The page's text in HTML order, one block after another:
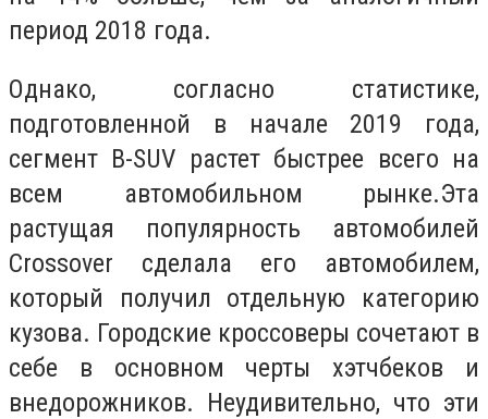
период 2018 года.
Однако, согласно статистике,
подготовленной в начале 2019 года,
сегмент B-SUV растет быстрее всего на
всем автомобильном рынке.Эта
растущая популярность автомобилей
Crossover сделала его автомобилем,
который получил отдельную категорию
кузова. Городские кроссоверы сочетают в
себе в основном черты хэтчбеков и
внедорожников. Неудивительно, что эти